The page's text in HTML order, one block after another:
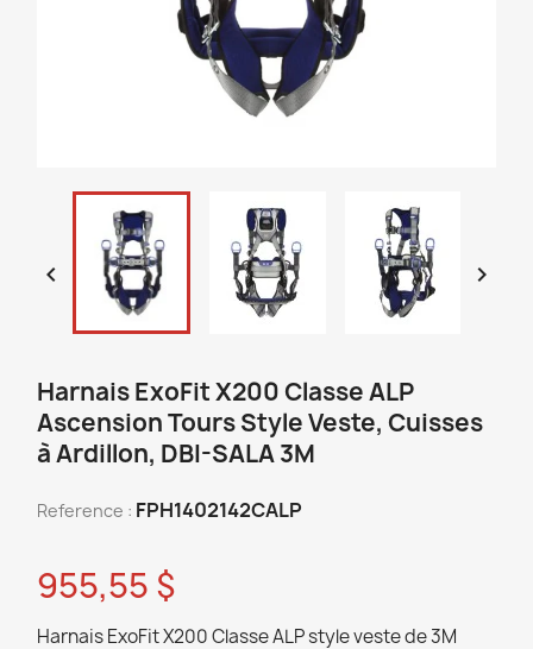
 
Harnais ExoFit X200 Classe ALP
Ascension Tours Style Veste, Cuisses
à Ardillon, DBI-SALA 3M
Reference : FPH1402142CALP
955,55 $
Harnais ExoFit X200 Classe ALP style veste de 3M